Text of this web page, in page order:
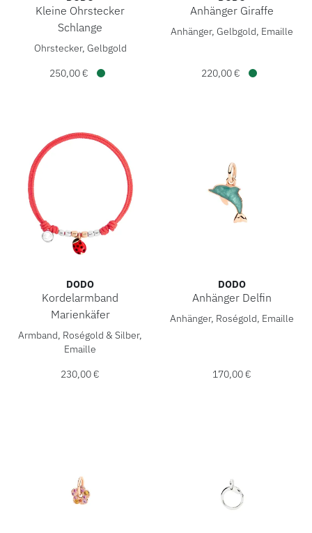
Kleine Ohrstecker
Schlange
DoDo Kleine Ohrstecker Schlange, Ref: DOC6003-
Ohrstecker, Gelbgold
250,00 €
Anhänger Giraffe
DoDo Anhänger Giraffe,
Anhänger, Gelbgold, Emaille
220,00 €
DODO
Kordelarmband
Marienkäfer
DoDo Kordelarmband Marienkäfer, Ref: DBC4009-PADLA-
Armband, Roségold & Silber,
Emaille
230,00 €
DODO
Anhänger Delfin
DoDo Anhänger Delfin, Ref:
Anhänger, Roségold, Emaille
170,00 €